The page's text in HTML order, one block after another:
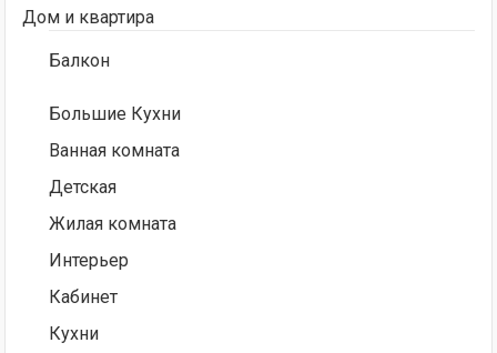
Дом и квартира
Балкон
Большие Кухни
Ванная комната
Детская
Жилая комната
Интерьер
Кабинет
Кухни